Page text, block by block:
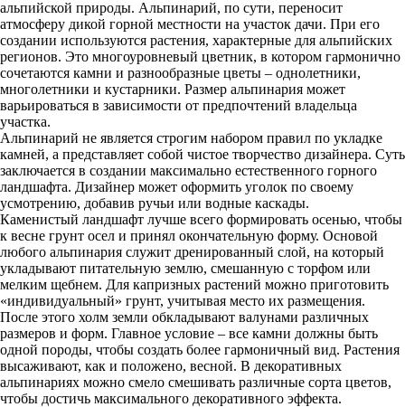
альпийской природы. Альпинарий, по сути, переносит
атмосферу дикой горной местности на участок дачи. При его
создании используются растения, характерные для альпийских
регионов. Это многоуровневый цветник, в котором гармонично
сочетаются камни и разнообразные цветы – однолетники,
многолетники и кустарники. Размер альпинария может
варьироваться в зависимости от предпочтений владельца
участка.
Альпинарий не является строгим набором правил по укладке
камней, а представляет собой чистое творчество дизайнера. Суть
заключается в создании максимально естественного горного
ландшафта. Дизайнер может оформить уголок по своему
усмотрению, добавив ручьи или водные каскады.
Каменистый ландшафт лучше всего формировать осенью, чтобы
к весне грунт осел и принял окончательную форму. Основой
любого альпинария служит дренированный слой, на который
укладывают питательную землю, смешанную с торфом или
мелким щебнем. Для капризных растений можно приготовить
«индивидуальный» грунт, учитывая место их размещения.
После этого холм земли обкладывают валунами различных
размеров и форм. Главное условие – все камни должны быть
одной породы, чтобы создать более гармоничный вид. Растения
высаживают, как и положено, весной. В декоративных
альпинариях можно смело смешивать различные сорта цветов,
чтобы достичь максимального декоративного эффекта.